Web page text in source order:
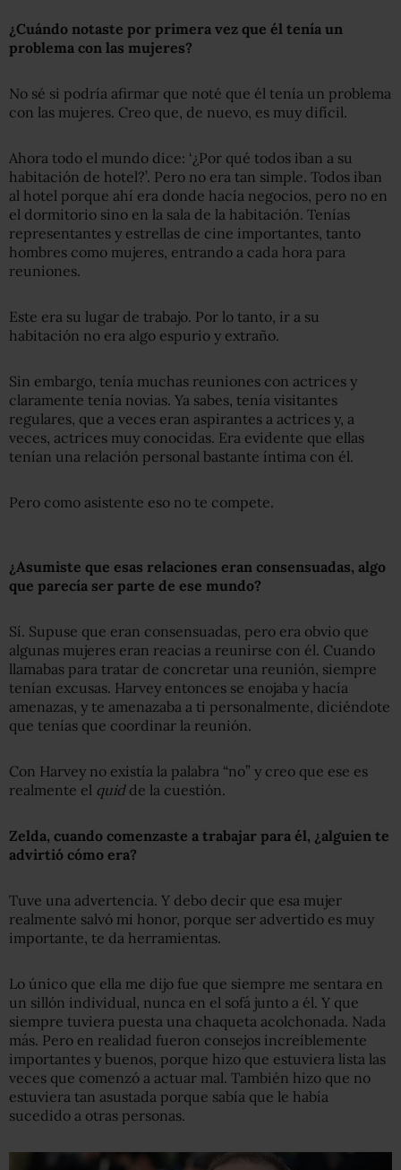
¿Cuándo notaste por primera vez que él tenía un
problema con las mujeres?
No sé si podría afirmar que noté que él tenía un problema
con las mujeres. Creo que, de nuevo, es muy difícil.
Ahora todo el mundo dice: ‘¿Por qué todos iban a su
habitación de hotel?’. Pero no era tan simple. Todos iban
al hotel porque ahí era donde hacía negocios, pero no en
el dormitorio sino en la sala de la habitación. Tenías
representantes y estrellas de cine importantes, tanto
hombres como mujeres, entrando a cada hora para
reuniones.
Este era su lugar de trabajo. Por lo tanto, ir a su
habitación no era algo espurio y extraño.
Sin embargo, tenía muchas reuniones con actrices y
claramente tenía novias. Ya sabes, tenía visitantes
regulares, que a veces eran aspirantes a actrices y, a
veces, actrices muy conocidas. Era evidente que ellas
tenían una relación personal bastante íntima con él.
Pero como asistente eso no te compete.
¿Asumiste que esas relaciones eran consensuadas, algo
que parecía ser parte de ese mundo?
Sí. Supuse que eran consensuadas, pero era obvio que
algunas mujeres eran reacias a reunirse con él. Cuando
llamabas para tratar de concretar una reunión, siempre
tenían excusas. Harvey entonces se enojaba y hacía
amenazas, y te amenazaba a ti personalmente, diciéndote
que tenías que coordinar la reunión.
Con Harvey no existía la palabra “no” y creo que ese es
realmente el quid de la cuestión.
Zelda, cuando comenzaste a trabajar para él, ¿alguien te
advirtió cómo era?
Tuve una advertencia. Y debo decir que esa mujer
realmente salvó mi honor, porque ser advertido es muy
importante, te da herramientas.
Lo único que ella me dijo fue que siempre me sentara en
un sillón individual, nunca en el sofá junto a él. Y que
siempre tuviera puesta una chaqueta acolchonada. Nada
más. Pero en realidad fueron consejos increíblemente
importantes y buenos, porque hizo que estuviera lista las
veces que comenzó a actuar mal. También hizo que no
estuviera tan asustada porque sabía que le había
sucedido a otras personas.